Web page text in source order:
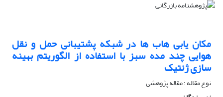
مکان یابی هاب ها در شبکه پشتیبانی حمل و نقل
هوایی چند مده سبز با استفاده از الگوریتم بهینه
سازی ژنتیک
نوع مقاله : مقاله پژوهشی